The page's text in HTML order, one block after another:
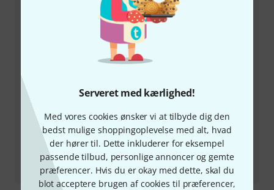
Serveret med kærlighed!
Med vores cookies ønsker vi at tilbyde dig den
bedst mulige shoppingoplevelse med alt, hvad
der hører til. Dette inkluderer for eksempel
passende tilbud, personlige annoncer og gemte
præferencer. Hvis du er okay med dette, skal du
blot acceptere brugen af cookies til præferencer,
Åbningstider (CEST - Centraleuropæisk
Flere kontaktmuligheder
Returvare
All kontakter